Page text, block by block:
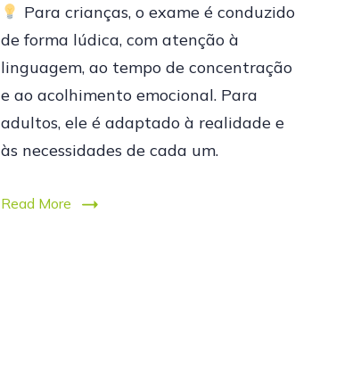
Para crianças, o exame é conduzido
de forma lúdica, com atenção à
linguagem, ao tempo de concentração
e ao acolhimento emocional. Para
adultos, ele é adaptado à realidade e
às necessidades de cada um.
Read More